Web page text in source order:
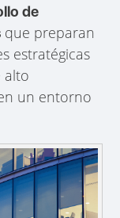
de
que preparan
estratégicas
alto
un entorno